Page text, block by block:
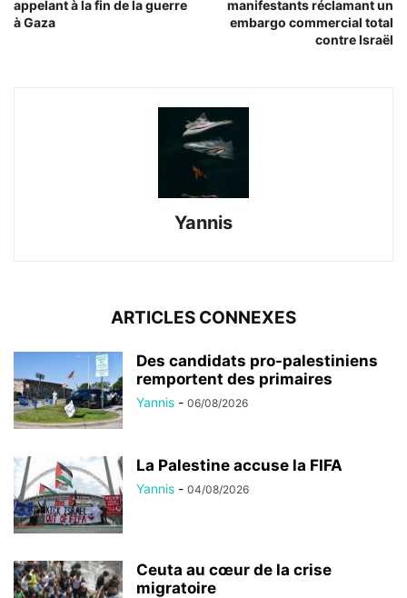
appelant à la fin de la guerre
à Gaza
manifestants réclamant un
embargo commercial total
contre Israël
Yannis
ARTICLES CONNEXES
Des candidats pro-palestiniens
remportent des primaires
Yannis - 06/08/2026
La Palestine accuse la FIFA
Yannis - 04/08/2026
Ceuta au cœur de la crise
migratoire